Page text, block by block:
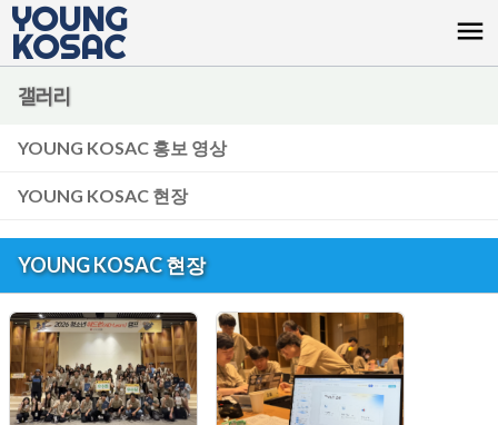
YOUNG
KOSAC menu
갤러리
YOUNG KOSAC 홍보 영상
YOUNG KOSAC 현장
YOUNG KOSAC 현장